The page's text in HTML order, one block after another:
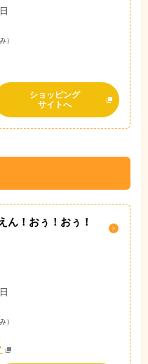
）
ショッピング
サイトへ
ん！おぅ！おぅ！
）